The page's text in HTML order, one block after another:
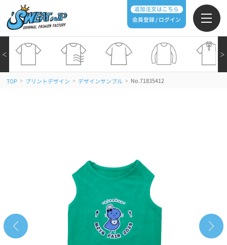
追加注文はこちら
会員登録 / ログイン
＞
＜
TOP > プリントデザイン > デザインサンプル > No.71835412